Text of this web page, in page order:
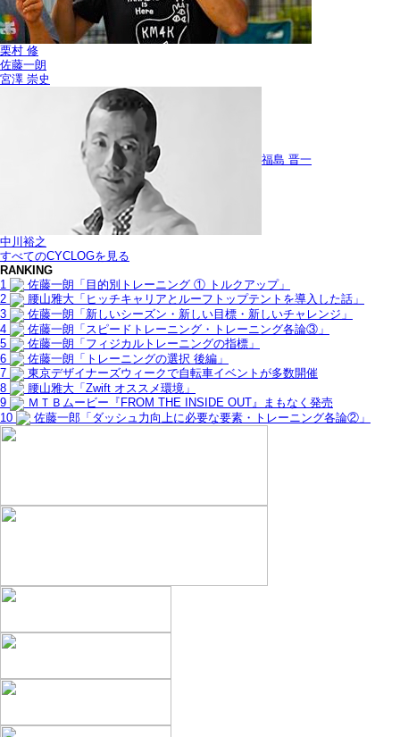
栗村 修
佐藤一朗
宮澤 崇史
福島 晋一
中川裕之
すべてのCYCLOGを見る
RANKING
1
佐藤一朗「目的別トレーニング ① トルクアップ」
2
腰山雅大「ヒッチキャリアとルーフトップテントを導入した話」
3
佐藤一朗「新しいシーズン・新しい目標・新しいチャレンジ」
4
佐藤一朗「スピードトレーニング・トレーニング各論③」
5
佐藤一朗「フィジカルトレーニングの指標」
6
佐藤一朗「トレーニングの選択 後編」
7
東京デザイナーズウィークで自転車イベントが多数開催
8
腰山雅大「Zwift オススメ環境」
9
ＭＴＢムービー『FROM THE INSIDE OUT』まもなく発売
10
佐藤一郎「ダッシュ力向上に必要な要素・トレーニング各論②」